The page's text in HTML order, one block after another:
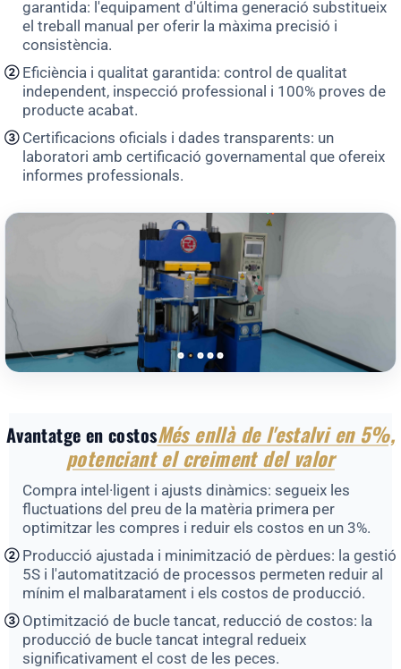
garantida: l'equipament d'última generació substitueix
el treball manual per oferir la màxima precisió i
consistència.
② Eficiència i qualitat garantida: control de qualitat
independent, inspecció professional i 100% proves de
producte acabat.
③ Certificacions oficials i dades transparents: un
laboratori amb certificació governamental que ofereix
informes professionals.
Avantatge en costosMés enllà de l'estalvi en 5%,
potenciant el creiment del valor
Compra intel·ligent i ajusts dinàmics: segueix les
fluctuations del preu de la matèria primera per
optimitzar les compres i reduir els costos en un 3%.
② Producció ajustada i minimització de pèrdues: la gestió
5S i l'automatització de processos permeten reduir al
mínim el malbaratament i els costos de producció.
③ Optimització de bucle tancat, reducció de costos: la
producció de bucle tancat integral redueix
significativament el cost de les peces.